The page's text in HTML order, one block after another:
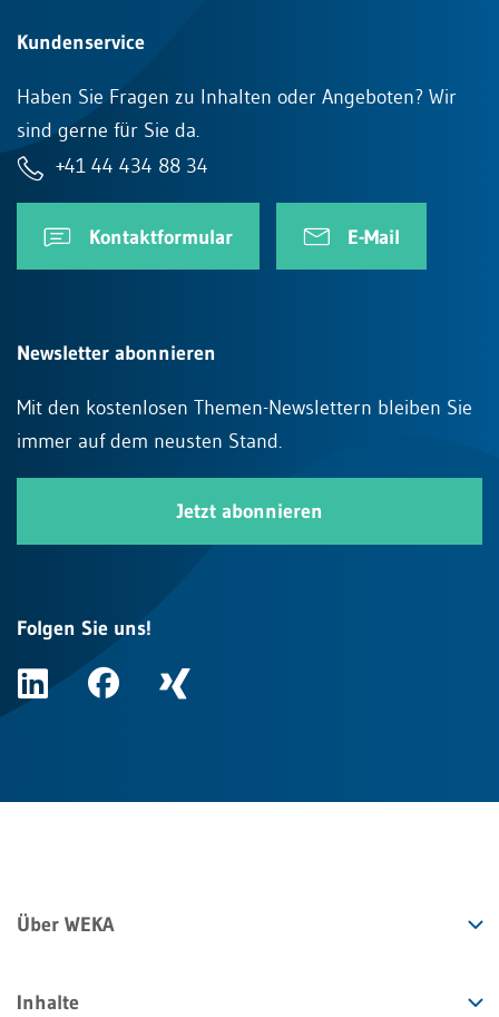
Kundenservice
Haben Sie Fragen zu Inhalten oder Angeboten? Wir
sind gerne für Sie da.
+41 44 434 88 34
Kontaktformular E-Mail
Newsletter abonnieren
Mit den kostenlosen Themen-Newslettern bleiben Sie
immer auf dem neusten Stand.
Jetzt abonnieren
Folgen Sie uns!
Über WEKA
Inhalte